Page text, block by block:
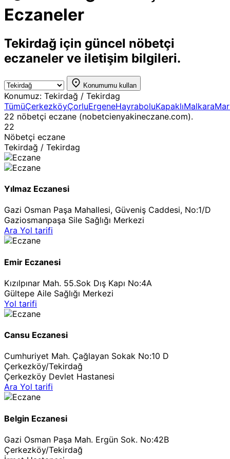
Eczaneler
Tekirdağ için güncel nöbetçi
eczaneler ve iletişim bilgileri.
Konumumu kullan
Konumuz: Tekirdağ / Tekirdag
TümüÇerkezköyÇorluErgeneHayraboluKapaklıMalkara
22 nöbetçi eczane (nobetcienyakineczane.com).
22
Nöbetçi eczane
Tekirdağ / Tekirdag
Yılmaz Eczanesi
Gazi Osman Paşa Mahallesi, Güveniş Caddesi, No:1/D
Gaziosmanpaşa Sile Sağlığı Merkezi
Ara Yol tarifi
Emir Eczanesi
Kızılpınar Mah. 55.Sok Dış Kapı No:4A
Gültepe Aile Sağlığı Merkezi
Yol tarifi
Cansu Eczanesi
Cumhuriyet Mah. Çağlayan Sokak No:10 D
Çerkezköy/Tekirdağ
Çerkezköy Devlet Hastanesi
Ara Yol tarifi
Belgin Eczanesi
Gazi Osman Paşa Mah. Ergün Sok. No:42B
Çerkezköy/Tekirdağ